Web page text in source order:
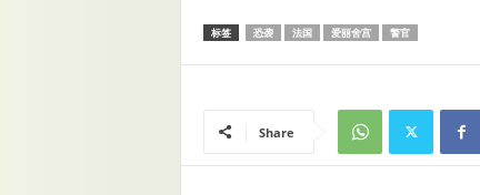
标签 恐袭 法国 爱丽舍宫 警官
Share